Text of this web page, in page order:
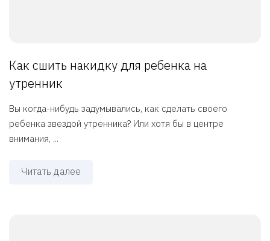
Как сшить накидку для ребенка на
утренник
Вы когда-нибудь задумывались, как сделать своего
ребенка звездой утренника? Или хотя бы в центре
внимания, ...
Читать далее